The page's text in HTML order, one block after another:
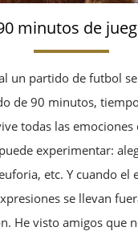
minutos de
un partido de futbol
de 90 minutos,
todas las emociones
experimentar:
etc. Y cuando el
se llevan
He visto amigos que